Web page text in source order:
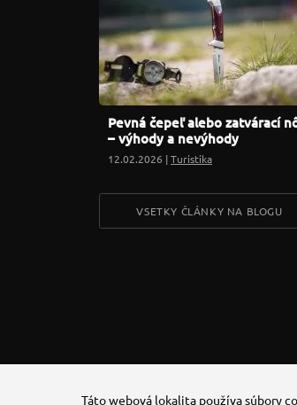
Pevná čepeľ alebo zatvárací
– výhody a nevýhody
12.02.2026 |Turistika
VSETKY ČLÁNKY NA BLOGU
Táto webová lokalita používa súbory